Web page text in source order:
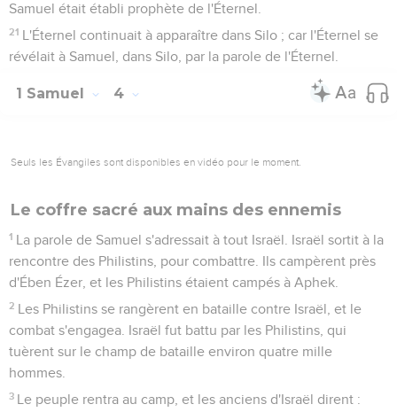
Samuel était établi prophète de l'Éternel.
21 L'Éternel continuait à apparaître dans Silo ; car l'Éternel se
révélait à Samuel, dans Silo, par la parole de l'Éternel.
1 Samuel 4
Seuls les Évangiles sont disponibles en vidéo pour le moment.
Le coffre sacré aux mains des ennemis
1 La parole de Samuel s'adressait à tout Israël. Israël sortit à la
rencontre des Philistins, pour combattre. Ils campèrent près
d'Ében Ézer, et les Philistins étaient campés à Aphek.
2 Les Philistins se rangèrent en bataille contre Israël, et le
combat s'engagea. Israël fut battu par les Philistins, qui
tuèrent sur le champ de bataille environ quatre mille
hommes.
3 Le peuple rentra au camp, et les anciens d'Israël dirent :